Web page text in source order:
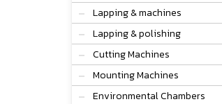
Lapping & machines
Lapping & polishing
Cutting Machines
Mounting Machines
Environmental Chambers